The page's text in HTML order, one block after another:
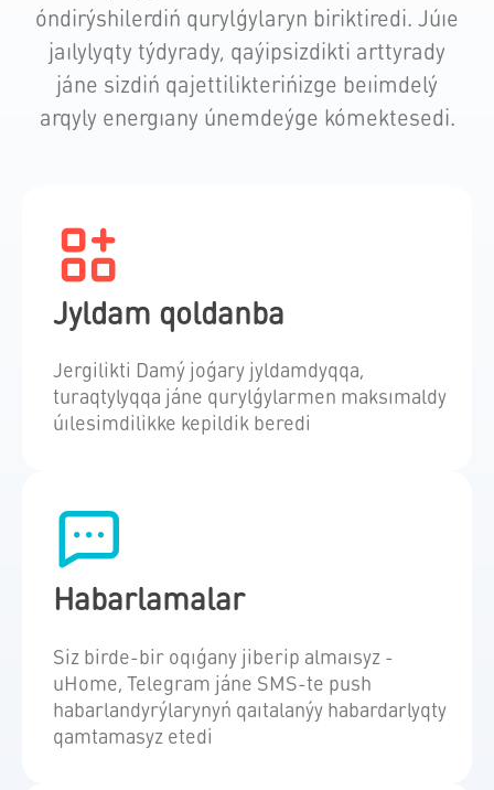
óndirýshilerdiń qurylǵylaryn biriktiredi. Júıe
jaılylyqty týdyrady, qaýipsizdikti arttyrady
jáne sizdiń qajettilikterińizge beıimdelý
arqyly energıany únemdeýge kómektesedi.
Jyldam qoldanba
Jergilikti Damý joǵary jyldamdyqqa,
turaqtylyqqa jáne qurylǵylarmen maksımaldy
úılesimdilikke kepildik beredi
Habarlamalar
Siz birde-bir oqıǵany jiberip almaısyz -
uHome, Telegram jáne SMS-te push
habarlandyrýlarynyń qaıtalanýy habardarlyqty
qamtamasyz etedi